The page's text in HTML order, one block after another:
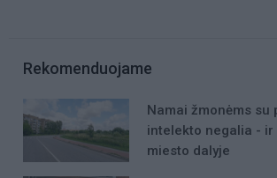
Rekomenduojame
Namai žmonėms su
intelekto negalia - ir
miesto dalyje